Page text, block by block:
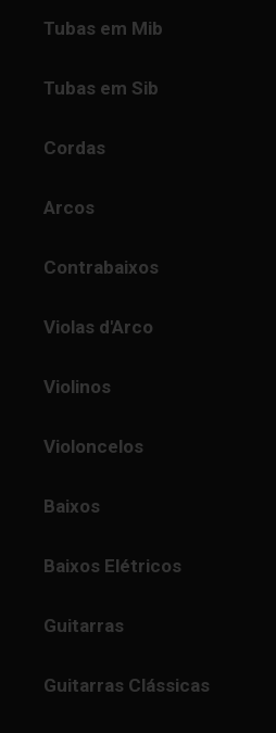
Tubas em Mib
Tubas em Sib
Cordas
Arcos
Contrabaixos
Violas d'Arco
Violinos
Violoncelos
Baixos
Baixos Elétricos
Guitarras
Guitarras Clássicas